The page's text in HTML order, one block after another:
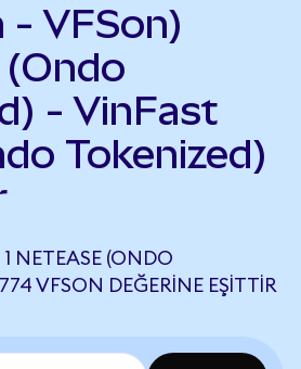
- VFSon)
- VinFast
Tokenized)
NETEASE (ONDO
VFSON DEĞERINE EŞITTIR